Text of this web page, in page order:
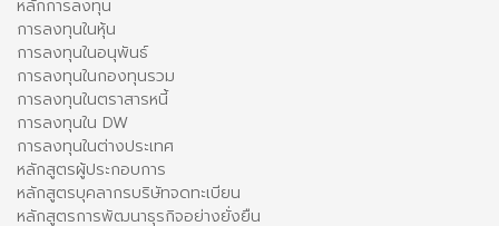
หลักการลงทุน
การลงทุนในหุ้น
การลงทุนในอนุพันธ์
การลงทุนในกองทุนรวม
การลงทุนในตราสารหนี้
การลงทุนใน DW
การลงทุนในต่างประเทศ
หลักสูตรผู้ประกอบการ
หลักสูตรบุคลากรบริษัทจดทะเบียน
หลักสูตรการพัฒนาธุรกิจอย่างยั่งยืน